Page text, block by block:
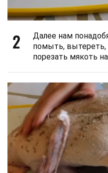
2
Далее нам
помыть, вытереть,
порезать мякоть